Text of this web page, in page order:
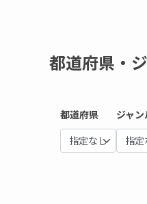
都道府県・
都道府県 ジャン